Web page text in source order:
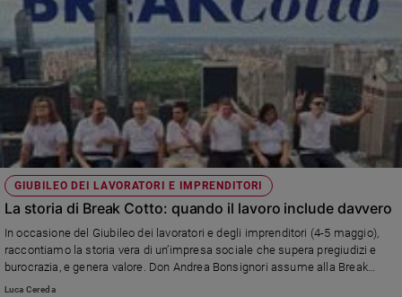
Arte
Famiglia
educazione
Genitori
figli
Nonni
Coppia
Scuola
e
giovani
Adolescenza
GIUBILEO DEI LAVORATORI E IMPRENDITORI
La storia di Break Cotto: quando il lavoro include davvero
In occasione del Giubileo dei lavoratori e degli imprenditori (4-5 maggio),
raccontiamo la storia vera di un’impresa sociale che supera pregiudizi e
burocrazia, e genera valore. Don Andrea Bonsignori assume alla Break
Cotto persone con autismo in un’impresa vera: «Non facciamo assistenza:
Luca Cereda